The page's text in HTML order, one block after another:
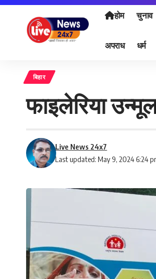
होम चुनाव
अपराध धर्म
बिहार
फाइलेरिया
Last updated: May 9, 2024 6:24
Live News 24x7